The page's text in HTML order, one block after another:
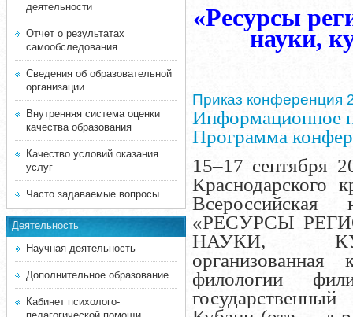
деятельности
Отчет о результатах
самообследования
Сведения об образовательной
организации
Внутренняя система оценки
качества образования
Качество условий оказания
услуг
Часто задаваемые вопросы
Деятельность
Научная деятельность
Дополнительное образование
Кабинет психолого-
«Ресурсы
науки,
Приказ конференция
Информационное
Программа
15–17 сентября
Краснодарского
Всероссийская
«РЕСУРСЫ
НАУКИ,
филологии